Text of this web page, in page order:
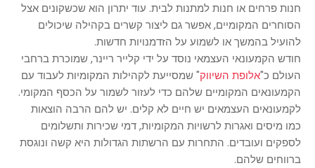
חנות פרחים או חנות למתנות לבית. עוד יתרון הוא שכשקונים אצל
הסוחרים המקומיים, אפשר גם ליצור קשרים בקהילה שיכולים
להועיל בהמשך או לשמוע על הזדמנויות חדשות.
חודש הקמעונאי העצמאי נוסד על ידי קלייר ריינר, שמוכרת ברחבי
העולם כ"אלופת השיווק" שמסייעת לקהילות המקומיות לעבוד עם
הקמעונאים המקומיים שלהם כדי לעזור לשמור על הכסף המקומי.
לקמעונאים העצמאים יש חיים לא קלים. יש להם הרבה הוצאות
כמו מיסים ואגרות לרשויות המקומיות, דמי שכירות ותשלומים
לספקים ועובדים. התחרות עם הרשתות הגדולות היא קשה ונוגסת
ברווחים שלהם.